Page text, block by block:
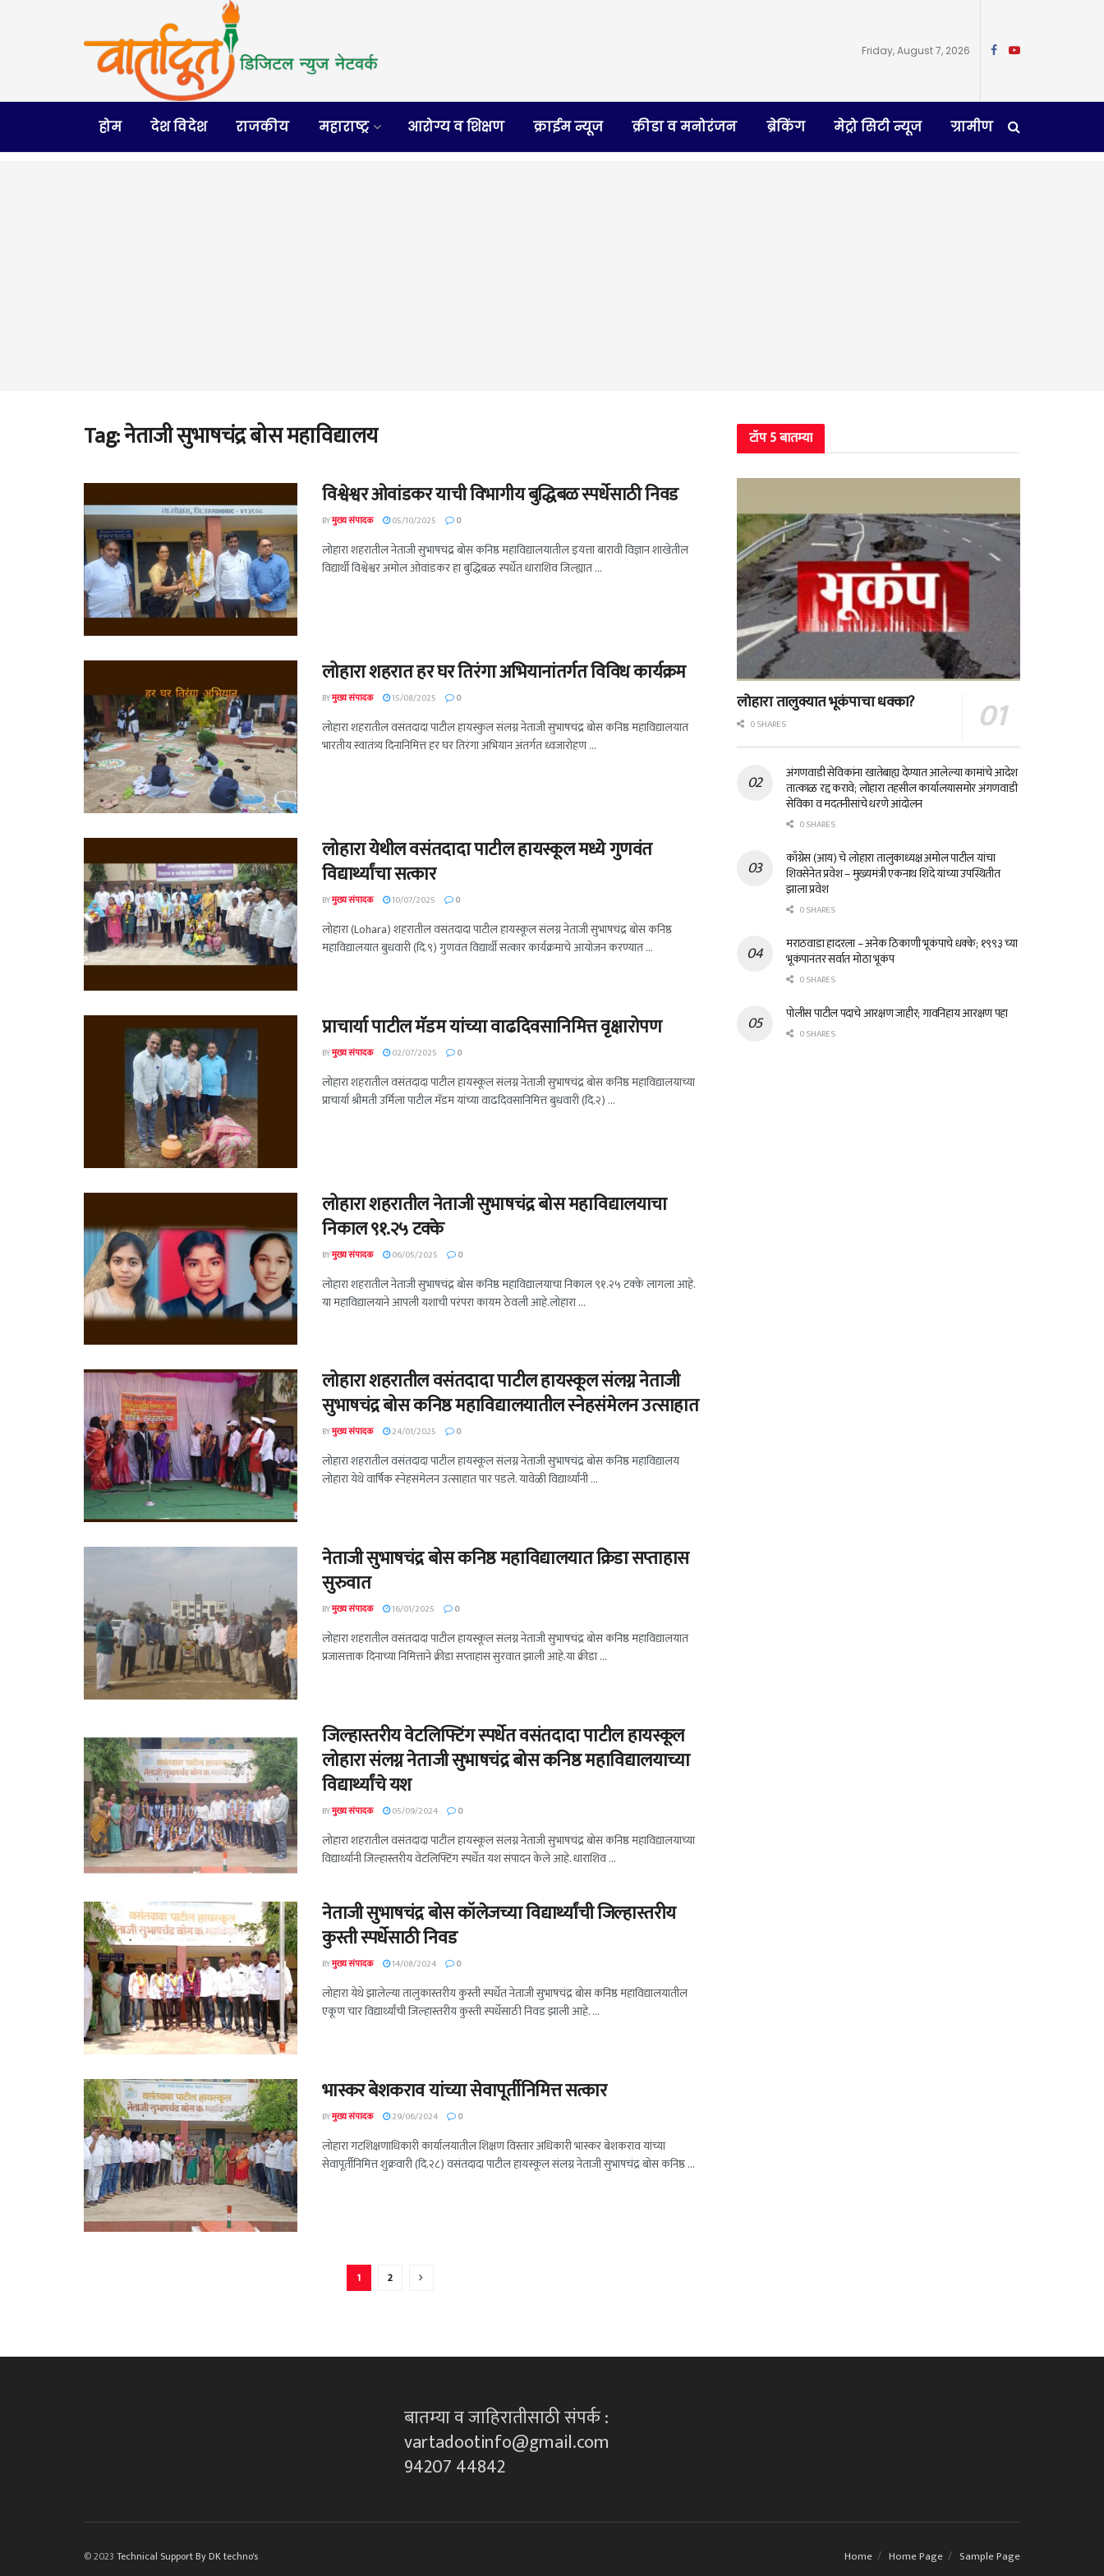
Friday, August 7, 2026
होम देश विदेश राजकीय महाराष्ट्र आरोग्य व शिक्षण क्राईम न्यूज क्रीडा व मनोरंजन ब्रेकिंग मेट्रो सिटी न्यूज ग्रामीण
Tag:नेताजी सुभाषचंद्र बोस महाविद्यालय
विश्वेश्वर ओवांडकर याची विभागीय बुद्धिबळ स्पर्धेसाठी निवड
BYमुख्य संपादक 05/10/2025 0
लोहारा शहरातील नेताजी सुभाषचंद्र बोस कनिष्ठ महाविद्यालयातील इयत्ता बारावी विज्ञान शाखेतील
विद्यार्थी विश्वेश्वर अमोल ओवांडकर हा बुद्धिबळ स्पर्धेत धाराशिव जिल्ह्यात ...
लोहारा शहरात हर घर तिरंगा अभियानांतर्गत विविध कार्यक्रम
BYमुख्य संपादक 15/08/2025 0
लोहारा शहरातील वसंतदादा पाटील हायस्कुल संलग्न नेताजी सुभाषचंद्र बोस कनिष्ठ महाविद्यालयात
भारतीय स्वातंत्र्य दिनानिमित्त हर घर तिरंगा अभियान अंतर्गत ध्वजारोहण ...
लोहारा येथील वसंतदादा पाटील हायस्कूल मध्ये गुणवंत
विद्यार्थ्यांचा सत्कार
BYमुख्य संपादक 10/07/2025 0
लोहारा (Lohara) शहरातील वसंतदादा पाटील हायस्कूल संलग्न नेताजी सुभाषचंद्र बोस कनिष्ठ
महाविद्यालयात बुधवारी (दि.९) गुणवंत विद्यार्थी सत्कार कार्यक्रमाचे आयोजन करण्यात ...
प्राचार्या पाटील मॅडम यांच्या वाढदिवसानिमित्त वृक्षारोपण
BYमुख्य संपादक 02/07/2025 0
लोहारा शहरातील वसंतदादा पाटील हायस्कूल संलग्न नेताजी सुभाषचंद्र बोस कनिष्ठ महाविद्यालयाच्या
प्राचार्या श्रीमती उर्मिला पाटील मॅडम यांच्या वाढदिवसानिमित्त बुधवारी (दि.२) ...
लोहारा शहरातील नेताजी सुभाषचंद्र बोस महाविद्यालयाचा
निकाल ९१.२५ टक्के
BYमुख्य संपादक 06/05/2025 0
लोहारा शहरातील नेताजी सुभाषचंद्र बोस कनिष्ठ महाविद्यालयाचा निकाल ९१.२५ टक्के लागला आहे.
या महाविद्यालयाने आपली यशाची परंपरा कायम ठेवली आहे.लोहारा ...
लोहारा शहरातील वसंतदादा पाटील हायस्कूल संलग्न नेताजी
सुभाषचंद्र बोस कनिष्ठ महाविद्यालयातील स्नेहसंमेलन उत्साहात
BYमुख्य संपादक 24/01/2025 0
लोहारा शहरातील वसंतदादा पाटील हायस्कूल संलग्न नेताजी सुभाषचंद्र बोस कनिष्ठ महाविद्यालय
लोहारा येथे वार्षिक स्नेहसंमेलन उत्साहात पार पडले. यावेळी विद्यार्थ्यांनी ...
नेताजी सुभाषचंद्र बोस कनिष्ठ महाविद्यालयात क्रिडा सप्ताहास
सुरुवात
BYमुख्य संपादक 16/01/2025 0
लोहारा शहरातील वसंतदादा पाटील हायस्कूल संलग्न नेताजी सुभाषचंद्र बोस कनिष्ठ महाविद्यालयात
प्रजासत्ताक दिनाच्या निमित्ताने क्रीडा सप्ताहास सुरवात झाली आहे.या क्रीडा ...
जिल्हास्तरीय वेटलिफ्टिंग स्पर्धेत वसंतदादा पाटील हायस्कूल
लोहारा संलग्न नेताजी सुभाषचंद्र बोस कनिष्ठ महाविद्यालयाच्या
विद्यार्थ्यांचे यश
BYमुख्य संपादक 05/09/2024 0
लोहारा शहरातील वसंतदादा पाटील हायस्कूल संलग्न नेताजी सुभाषचंद्र बोस कनिष्ठ महाविद्यालयाच्या
विद्यार्थ्यांनी जिल्हास्तरीय वेटलिफ्टिंग स्पर्धेत यश संपादन केले आहे. धाराशिव ...
नेताजी सुभाषचंद्र बोस कॉलेजच्या विद्यार्थ्यांची जिल्हास्तरीय
कुस्ती स्पर्धेसाठी निवड
BYमुख्य संपादक 14/08/2024 0
लोहारा येथे झालेल्या तालुकास्तरीय कुस्ती स्पर्धेत नेताजी सुभाषचंद्र बोस कनिष्ठ महाविद्यालयातील
एकूण चार विद्यार्थ्यांची जिल्हास्तरीय कुस्ती स्पर्धेसाठी निवड झाली आहे. ...
भास्कर बेशकराव यांच्या सेवापूर्तीनिमित्त सत्कार
BYमुख्य संपादक 29/06/2024 0
लोहारा गटशिक्षणाधिकारी कार्यालयातील शिक्षण विस्तार अधिकारी भास्कर बेशकराव यांच्या
सेवापूर्तीनिमित्त शुक्रवारी (दि.२८) वसंतदादा पाटील हायस्कूल संलग्न नेताजी सुभाषचंद्र बोस कनिष्ठ ...
1 2
टॉप 5 बातम्या
लोहारा तालुक्यात भूकंपाचा धक्का?
0 SHARES
अंगणवाडी सेविकांना खातेबाह्य देण्यात आलेल्या कामांचे आदेश
तात्काळ रद्द करावे; लोहारा तहसील कार्यालयासमोर अंगणवाडी
सेविका व मदतनीसांचे धरणे आंदोलन
0 SHARES
काँग्रेस (आय) चे लोहारा तालुकाध्यक्ष अमोल पाटील यांचा
शिवसेनेत प्रवेश – मुख्यमंत्री एकनाथ शिंदे यांच्या उपस्थितीत
झाला प्रवेश
0 SHARES
मराठवाडा हादरला – अनेक ठिकाणी भूकंपाचे धक्के; १९९३ च्या
भूकंपानंतर सर्वात मोठा भूकंप
0 SHARES
पोलीस पाटील पदाचे आरक्षण जाहीर; गावनिहाय आरक्षण पहा
0 SHARES
बातम्या व जाहिरातीसाठी संपर्क :
vartadootinfo@gmail.com
94207 44842
Home Home Page Sample Page
© 2023 Technical Support By DK techno's